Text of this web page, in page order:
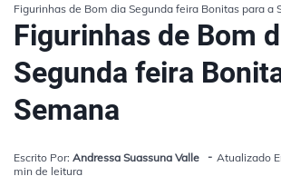
Figurinhas de Bom dia Segunda feira Bonitas para a
Figurinhas de Bom
Segunda feira
Semana
Escrito Por: Andressa Suassuna Valle Atualizado
min de leitura